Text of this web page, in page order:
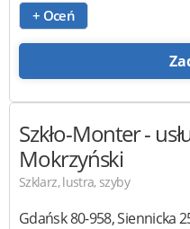
+ Oceń
Szkło-Monter-
Mokrzyński
Szklarz, lustra, szyby
Gdańsk80-958,Siennicka